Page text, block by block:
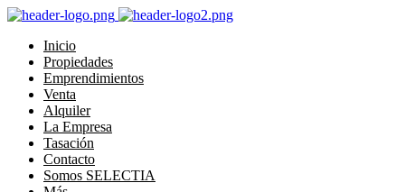
Inicio
Propiedades
Emprendimientos
Venta
Alquiler
La Empresa
Tasación
Contacto
Somos SELECTIA